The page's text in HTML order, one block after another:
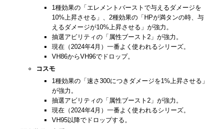
1種効果の「エレメントバーストで与えるダメージを
10%上昇させる」、2種効果の「HPが満タンの時、与
えるダメージが10%上昇させる」が強力。
抽選アビリティの「属性ブースト2」が強力。
現在（2024年4月）一番よく使われるシリーズ。
VH86からVH96でドロップ。
コスモ
1種効果の「速さ300につきダメージを1%上昇させる」
が強力。
抽選アビリティの「属性ブースト2」が強力。
現在（2024年4月）一番よく使われるシリーズ。
VH95以降でドロップする。